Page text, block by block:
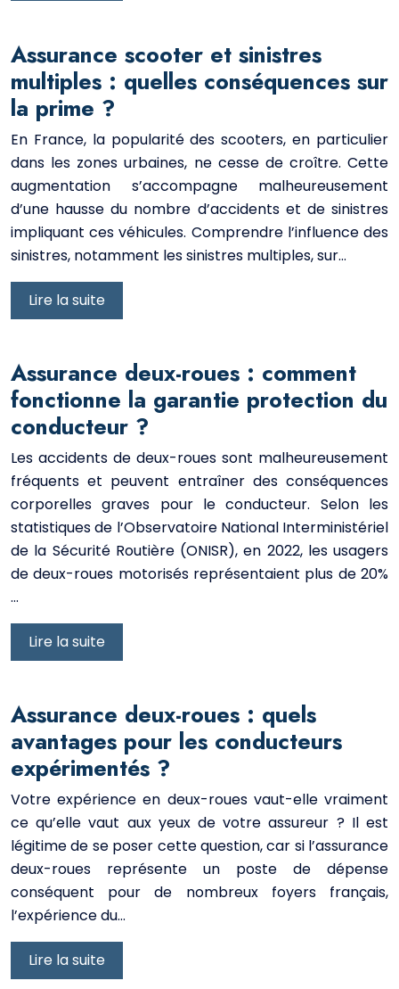
Assurance scooter et sinistres
multiples : quelles conséquences sur
la prime ?
En France, la popularité des scooters, en particulier
dans les zones urbaines, ne cesse de croître. Cette
augmentation s’accompagne malheureusement
d’une hausse du nombre d’accidents et de sinistres
impliquant ces véhicules. Comprendre l’influence des
sinistres, notamment les sinistres multiples, sur…
Lire la suite
Assurance deux-roues : comment
fonctionne la garantie protection du
conducteur ?
Les accidents de deux-roues sont malheureusement
fréquents et peuvent entraîner des conséquences
corporelles graves pour le conducteur. Selon les
statistiques de l’Observatoire National Interministériel
de la Sécurité Routière (ONISR), en 2022, les usagers
de deux-roues motorisés représentaient plus de 20%
…
Lire la suite
Assurance deux-roues : quels
avantages pour les conducteurs
expérimentés ?
Votre expérience en deux-roues vaut-elle vraiment
ce qu’elle vaut aux yeux de votre assureur ? Il est
légitime de se poser cette question, car si l’assurance
deux-roues représente un poste de dépense
conséquent pour de nombreux foyers français,
l’expérience du…
Lire la suite